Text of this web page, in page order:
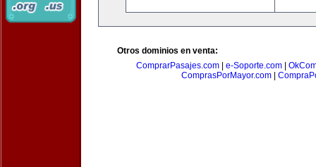
Otros dominios en venta:
ComprarPasajes.com
e-Soporte.com
ComprasPorMayor.com|